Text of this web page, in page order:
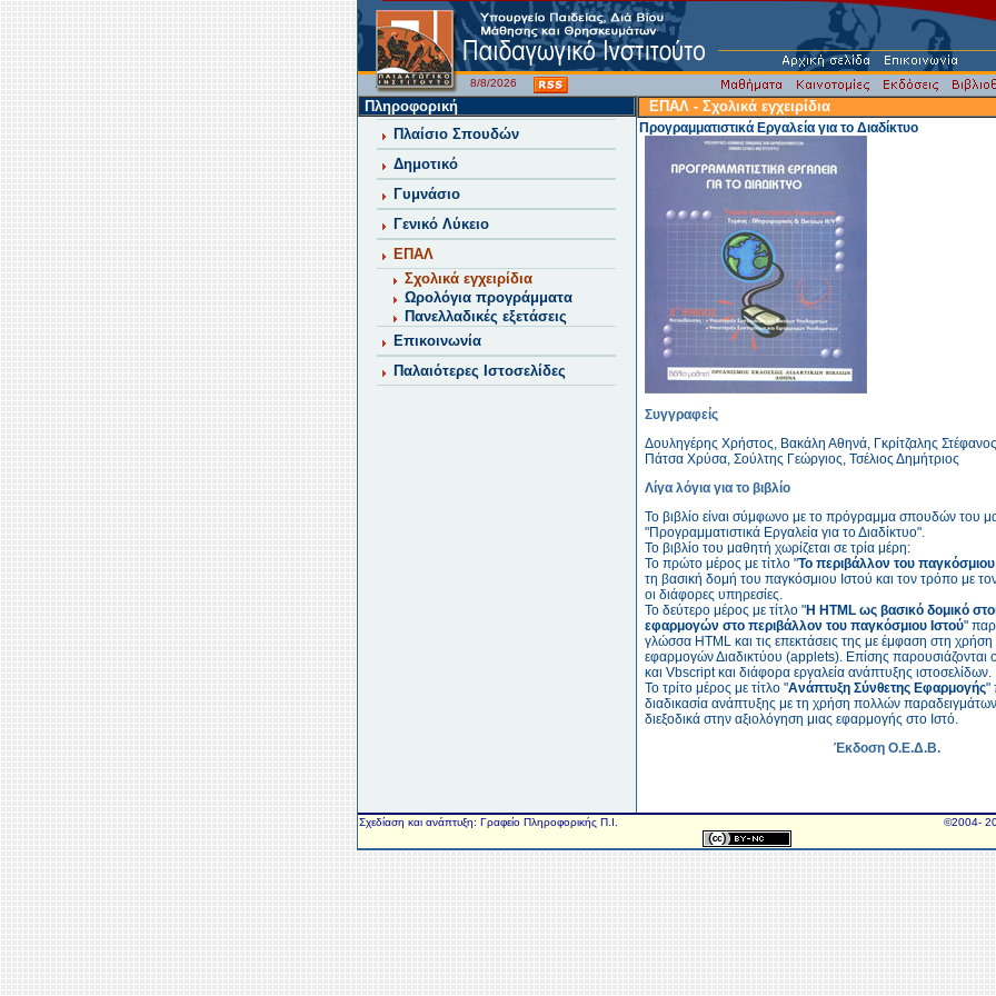
8/8/2026
Πληροφορική
Πλαίσιο Σπουδών
Δημοτικό
Γυμνάσιο
Γενικό Λύκειο
ΕΠΑΛ
Σχολικά εγχειρίδια
Ωρολόγια προγράμματα
Πανελλαδικές εξετάσεις
Επικοινωνία
Παλαιότερες Ιστοσελίδες
ΕΠΑΛ - Σχολικά εγχειρίδια
Προγραμματιστικά Εργαλεία για το Διαδίκτυο
Συγγραφείς
Δουληγέρης Χρήστος, Βακάλη Αθηνά, Γκρίτζαλης
Πάτσα Χρύσα, Σούλτης Γεώργιος, Τσέλιος Δημήτριος
Λίγα λόγια για το βιβλίο
Το βιβλίο είναι σύμφωνο με το πρόγραμμα σπουδών του
"Προγραμματιστικά Εργαλεία για το Διαδίκτυο".
Το βιβλίο του μαθητή χωρίζεται σε τρία μέρη:
Το πρώτο μέρος με τίτλο "Το περιβάλλον του παγκόσμιου
τη βασική δομή του παγκόσμιου Ιστού και τον τρόπο με
οι διάφορες υπηρεσίες.
Το δεύτερο μέρος με τίτλο "Η HTML ως βασικό δομικό
εφαρμογών στο περιβάλλον του παγκόσμιου Ιστού"
γλώσσα HTML και τις επεκτάσεις της με έμφαση στη
εφαρμογών Διαδικτύου (applets). Επίσης παρουσιάζονται
και Vbscript και διάφορα εργαλεία ανάπτυξης ιστοσελίδων.
Το τρίτο μέρος με τίτλο "Ανάπτυξη Σύνθετης Εφαρμογής"
διαδικασία ανάπτυξης με τη χρήση πολλών
διεξοδικά στην αξιολόγηση μιας εφαρμογής στο Ιστό.
Έκδοση Ο.Ε.Δ.Β.
Σχεδίαση και ανάπτυξη: Γραφείο Πληροφορικής Π.Ι. ©2004-